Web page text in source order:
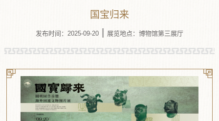
国宝归来
发布时间：2025-09-20| 展览地点：博物馆第三展厅